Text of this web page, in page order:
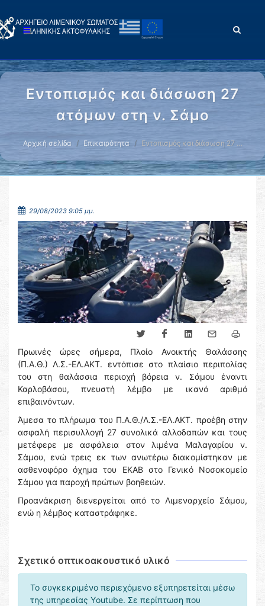
Εντοπισμός και διάσωση 27
ατόμων στη ν. Σάμο
Αρχική σελίδα Επικαιρότητα Εντοπισμός και διάσωση 27 …
29/08/2023 9:05 μμ.
Πρωινές ώρες σήμερα, Πλοίο Ανοικτής Θαλάσσης
(Π.Α.Θ.) Λ.Σ.-ΕΛ.ΑΚΤ. εντόπισε στο πλαίσιο περιπολίας
του στη θαλάσσια περιοχή βόρεια ν. Σάμου έναντι
Καρλοβάσου, πνευστή λέμβο με ικανό αριθμό
επιβαινόντων.
Άμεσα το πλήρωμα του Π.Α.Θ./Λ.Σ.-ΕΛ.ΑΚΤ. προέβη στην
ασφαλή περισυλλογή 27 συνολικά αλλοδαπών και τους
μετέφερε με ασφάλεια στον λιμένα Μαλαγαρίου ν.
Σάμου, ενώ τρεις εκ των ανωτέρω διακομίστηκαν με
ασθενοφόρο όχημα του ΕΚΑΒ στο Γενικό Νοσοκομείο
Σάμου για παροχή πρώτων βοηθειών.
Προανάκριση διενεργείται από το Λιμεναρχείο Σάμου,
ενώ η λέμβος καταστράφηκε.
Σχετικό οπτικοακουστικό υλικό
Το συγκεκριμένο περιεχόμενο εξυπηρετείται μέσω
της υπηρεσίας Υoutube. Σε περίπτωση που